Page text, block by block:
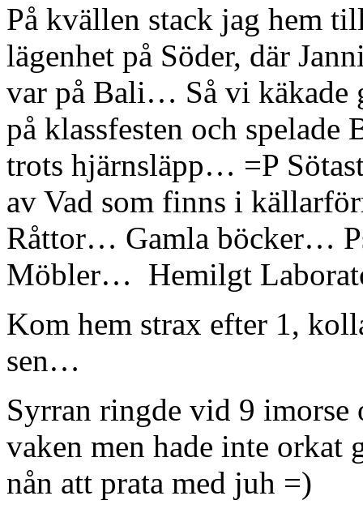
På kvällen stack jag hem
lägenhet på Söder, där
var på Bali… Så vi käkade
på klassfesten och
trots hjärnsläpp… =P
av Vad som finns i
Råttor… Gamla böcker…
Möbler… Hemilgt
Kom hem strax efter 1,
sen…
Syrran ringde vid 9
vaken men hade inte
nån att prata med juh =)